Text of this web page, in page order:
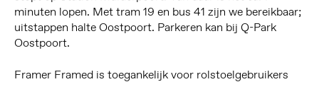
minuten lopen. Met tram 19 en bus 41 zijn we bereikbaar;
uitstappen halte Oostpoort. Parkeren kan bij Q-Park
Oostpoort.
Framer Framed is toegankelijk voor rolstoelgebruikers